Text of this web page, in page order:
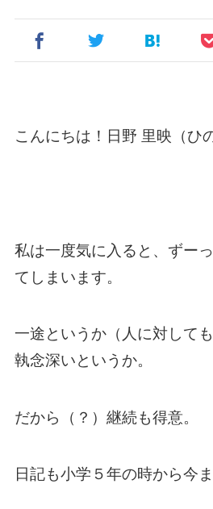
こんにちは！日野 里映（ひ
私は一度気に入ると、ずー
てしまいます。
一途というか（人に対して
執念深いというか。
だから（？）継続も得意。
日記も小学５年の時から今